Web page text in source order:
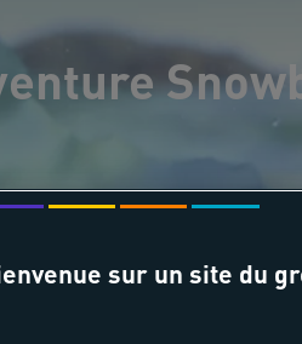
sur un site du